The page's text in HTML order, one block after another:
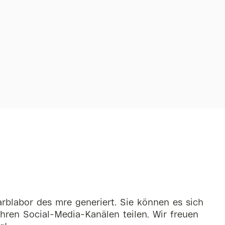
des mre generiert. Sie können es sich
Social-Media-Kanälen teilen. Wir freuen